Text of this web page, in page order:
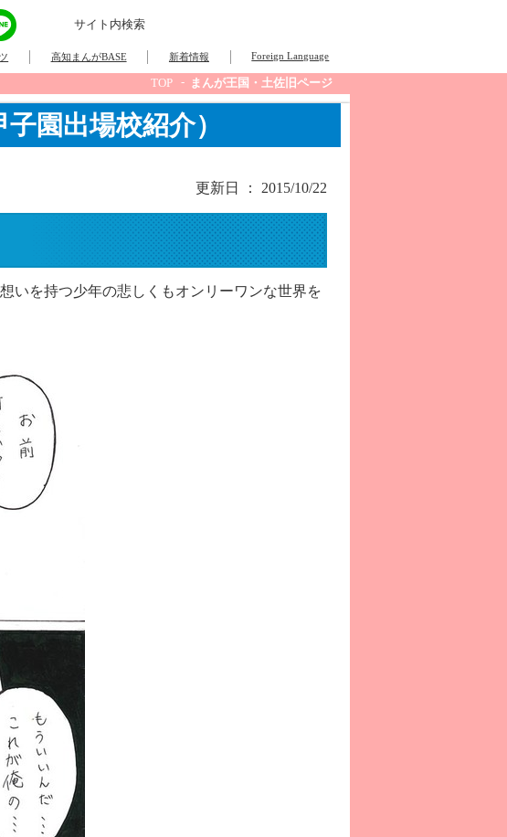
サイト内検索
高知まんがBASE 新着情報 Foreign Language
TOP まんが王国・土佐旧ページ
園出場校紹介）
更新日 ： 2015/10/22
いを持つ少年の悲しくもオンリーワンな世界を